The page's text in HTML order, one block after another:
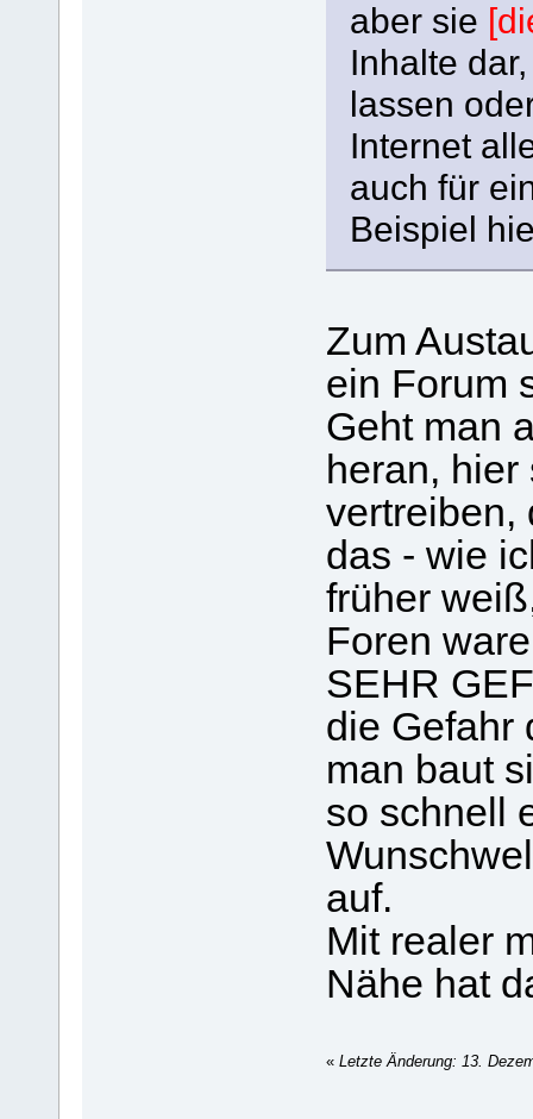
aber sie
Inhalte
lassen
Internet
auch für
Beispiel
Zum
ein Forum
Geht man
heran,
vertreiben,
das - wie
früher
Foren
SEHR
die Gefahr
man baut
so schnell
auf.
Mit realer
Nähe hat
« Letzte Änderung: 13.